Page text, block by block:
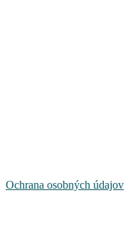
Ochrana osobných údajov